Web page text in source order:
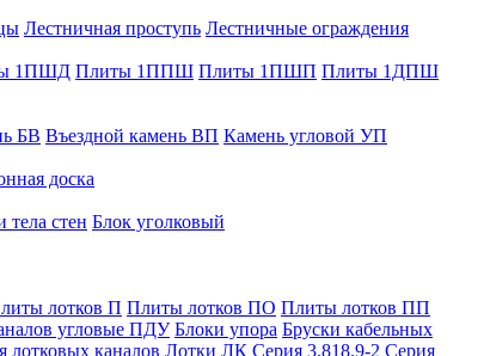
Лестничная проступь Лестничные ограждения
1ПШД Плиты 1ППШ Плиты 1ПШП Плиты 1ДПШ
БВ Въездной камень ВП Камень угловой УП
доска
тела стен Блок уголковый
лотков П Плиты лотков ПО Плиты лотков ПП
угловые ПДУ Блоки упора Бруски кабельных
лотковых каналов Лотки ЛК Серия 3.818.9-2 Серия